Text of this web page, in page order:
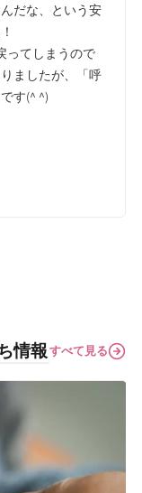
だな、という安
ってしまうので
ましたが、「呼
す(^ ^)
情報すべて見る